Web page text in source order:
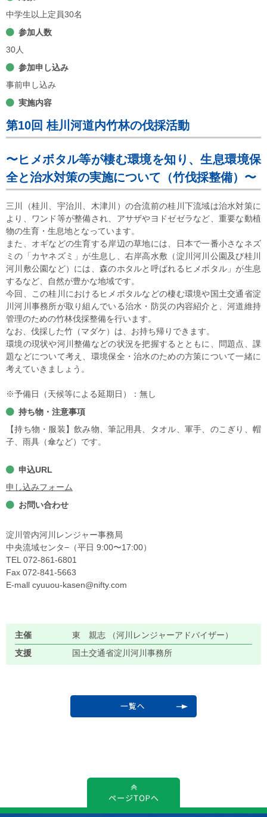
中学生以上定員30名
参加人数
30人
参加申し込み
事前申し込み
実施内容
第10回 桂川河道内竹林の伐採活動
〜ヒメボタル等が棲む環境を知り、生息環境保
全と治水対策の実施について（竹伐採整備）〜
三川（桂川、宇治川、木津川）の合流前の桂川下流域は治水対策に
より、ワンド等が整備され、アサザやヨドゼゼラなど、重要な動植
物の生育・生息地となっています。
また、オギなどの生育する岸辺の草地には、日本で一番小さなネズ
ミの「カヤネズミ」が生息し、右岸高水敷（淀川河川公園及び桂川
河川敷公園など）には、森のホタルと呼ばれるヒメボタル」が生息
するなど、自然が豊かな地域です。
今回、この桂川におけるヒメボタルなどの棲む環境や国土交通省淀
川河川事務所が取り組んでいる治水・防災の内容紹介と、河道維持
管理のための竹林伐採整備を行います。
なお、伐採した竹（マダケ）は、お持ち帰りできます。
環境の現状や河川整備などの状況を把握するとともに、問題点、課
題などについて考え、環境保全・治水のための方策について一緒に
考えていきましょう。
※予備日（天候等による延期日）：無し
持ち物・注意事項
【持ち物・服装】飲み物、筆記用具、タオル、軍手、のこぎり、帽
子、雨具（傘など）です。
申込URL
申し込みフォーム
お問い合わせ
淀川管内河川レンジャー事務局
中央流域センタ−（平日 9:00〜17:00）
TEL 072-861-6801
Fax 072-841-5663
E-mall cyuuou-kasen@nifty.com
主催
東 親志 （河川レンジャーアドバイザー）
支援
国土交通省淀川河川事務所